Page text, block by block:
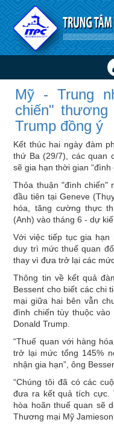
Truy cập nội dung luôn
Mỹ - Trung
"đình
Tổng thống
quốc tế
Mỹ - Trung
chiến"
Trump đồng ý
Kết thúc hai ngày đàm
thứ Ba (29/7), các quan
sẽ gia hạn thời gian “đình
Thỏa thuận "đình chiến"
đầu tiên tại Geneve
hóa, tăng cường thực
(Anh) vào tháng 6 - dự
Với việc tiếp tục gia hạn
duy trì mức thuế quan
thay vì đưa trở lại các
Thông tin về kết quả
Bessent cho biết các chi
mại giữa hai bên vẫn
đình chiến tùy thuộc
Donald Trump.
“Thuế quan với hàng
trở lại mức tổng 145%
nhận gia hạn”, ông
“Chúng tôi đã có các
đưa ra kết quả tích cực.
hòa hoãn thuế quan sẽ
Thương mại Mỹ